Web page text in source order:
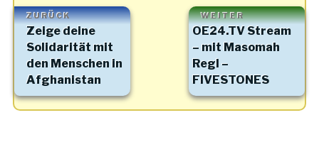
Beitragsnavigation
Vorheriger
Beitrag
ZURÜCK
Zeige deine
Solidarität mit
den Menschen in
Afghanistan
Nächster
Beitrag
WEITER
OE24.TV Stream
– mit Masomah
Regl –
FIVESTONES